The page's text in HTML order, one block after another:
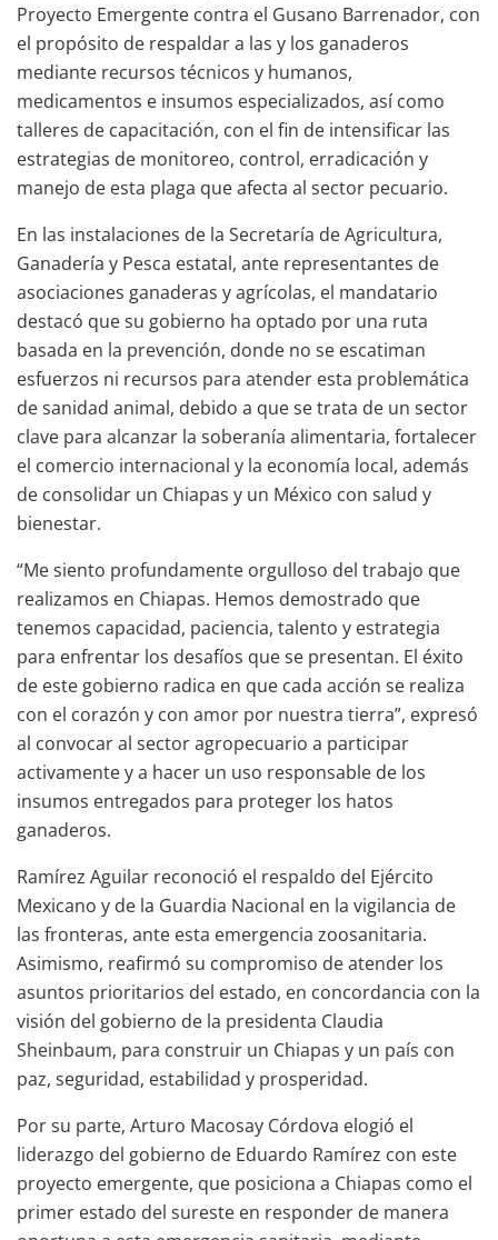
Proyecto Emergente contra el Gusano Barrenador, con
el propósito de respaldar a las y los ganaderos
mediante recursos técnicos y humanos,
medicamentos e insumos especializados, así como
talleres de capacitación, con el fin de intensificar las
estrategias de monitoreo, control, erradicación y
manejo de esta plaga que afecta al sector pecuario.
En las instalaciones de la Secretaría de Agricultura,
Ganadería y Pesca estatal, ante representantes de
asociaciones ganaderas y agrícolas, el mandatario
destacó que su gobierno ha optado por una ruta
basada en la prevención, donde no se escatiman
esfuerzos ni recursos para atender esta problemática
de sanidad animal, debido a que se trata de un sector
clave para alcanzar la soberanía alimentaria, fortalecer
el comercio internacional y la economía local, además
de consolidar un Chiapas y un México con salud y
bienestar.
“Me siento profundamente orgulloso del trabajo que
realizamos en Chiapas. Hemos demostrado que
tenemos capacidad, paciencia, talento y estrategia
para enfrentar los desafíos que se presentan. El éxito
de este gobierno radica en que cada acción se realiza
con el corazón y con amor por nuestra tierra”, expresó
al convocar al sector agropecuario a participar
activamente y a hacer un uso responsable de los
insumos entregados para proteger los hatos
ganaderos.
Ramírez Aguilar reconoció el respaldo del Ejército
Mexicano y de la Guardia Nacional en la vigilancia de
las fronteras, ante esta emergencia zoosanitaria.
Asimismo, reafirmó su compromiso de atender los
asuntos prioritarios del estado, en concordancia con la
visión del gobierno de la presidenta Claudia
Sheinbaum, para construir un Chiapas y un país con
paz, seguridad, estabilidad y prosperidad.
Por su parte, Arturo Macosay Córdova elogió el
liderazgo del gobierno de Eduardo Ramírez con este
proyecto emergente, que posiciona a Chiapas como el
primer estado del sureste en responder de manera